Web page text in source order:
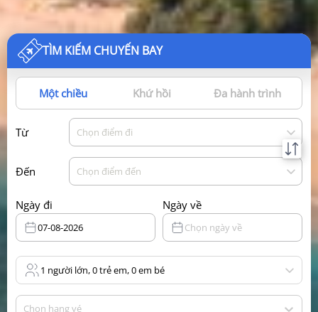
TÌM KIẾM CHUYẾN BAY
Một chiều Khứ hồi Đa hành trình
Từ Chọn điểm đi
Đến Chọn điểm đến
Ngày đi
07-08-2026
Ngày về
Chọn ngày về
1 người lớn, 0 trẻ em, 0 em bé
Chọn hạng vé